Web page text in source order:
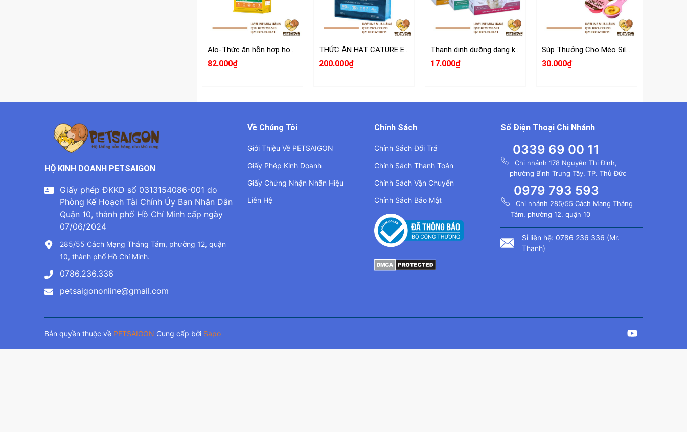
Alo-Thức ăn hỗn hợp hoàn chỉnh và cân bằng dinh dưỡng cho Mèo
82.000₫
THỨC ĂN HẠT CATURE EASY FARM CHO MÈO 1.5KG
200.000₫
Thanh dinh dưỡng dạng kem cho mèo Nutri Lick
17.000₫
Súp Thưởng Cho Mèo Silver Spoon Dạng Thìa 40g
30.000₫
HỘ KINH DOANH PETSAIGON
Giấy phép ĐKKD số 0313154086-001 do
Phòng Kế Hoạch Tài Chính Ủy Ban Nhân Dân
Quận 10, thành phố Hồ Chí Minh cấp ngày
07/06/2024
285/55 Cách Mạng Tháng Tám, phường 12, quận
10, thành phố Hồ Chí Minh.
0786.236.336
petsaigononline@gmail.com
Về Chúng Tôi
Giới Thiệu Về PETSAIGON
Giấy Phép Kinh Doanh
Giấy Chứng Nhận Nhãn Hiệu
Liên Hệ
Chính Sách
Chính Sách Đổi Trả
Chính Sách Thanh Toán
Chính Sách Vận Chuyển
Chính Sách Bảo Mật
Số Điện Thoại Chi Nhánh
0339 69 00 11
Chi nhánh 178 Nguyễn Thị Định,
phường Bình Trưng Tây, TP. Thủ Đức
0979 793 593
Chi nhánh 285/55 Cách Mạng Tháng
Tám, phường 12, quận 10
Sỉ liên hệ: 0786 236 336 (Mr.
Thanh)
Bản quyền thuộc về PETSAIGON Cung cấp bởi Sapo